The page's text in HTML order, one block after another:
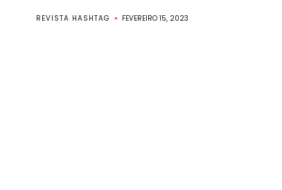
REVISTA HASHTAG FEVEREIRO 15, 2023